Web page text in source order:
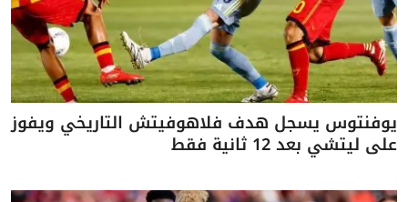
يوفنتوس يسجل هدف فلاهوفيتش التاريخي ويفوز
على ليتشي بعد 12 ثانية فقط